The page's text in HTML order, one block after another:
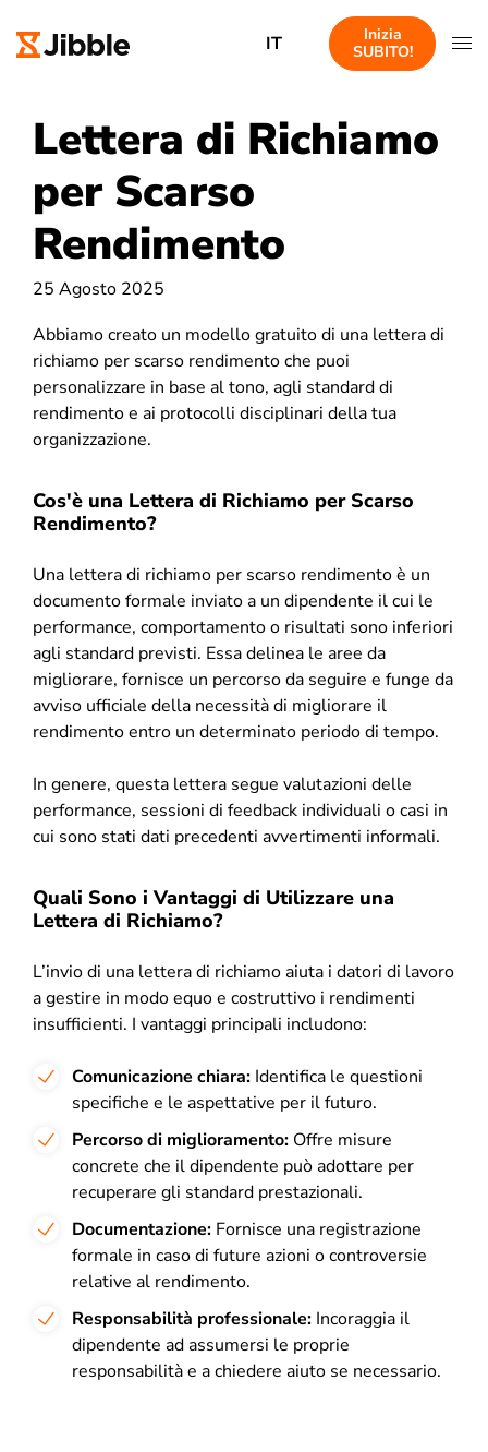
IT
Inizia
SUBITO!
Lettera di Richiamo
per Scarso
Rendimento
25 Agosto 2025
Abbiamo creato un modello gratuito di una lettera di
richiamo per scarso rendimento che puoi
personalizzare in base al tono, agli standard di
rendimento e ai protocolli disciplinari della tua
organizzazione.
Cos'è una Lettera di Richiamo per Scarso
Rendimento?
Una lettera di richiamo per scarso rendimento è un
documento formale inviato a un dipendente il cui le
performance, comportamento o risultati sono inferiori
agli standard previsti. Essa delinea le aree da
migliorare, fornisce un percorso da seguire e funge da
avviso ufficiale della necessità di migliorare il
rendimento entro un determinato periodo di tempo.
In genere, questa lettera segue valutazioni delle
performance, sessioni di feedback individuali o casi in
cui sono stati dati precedenti avvertimenti informali.
Quali Sono i Vantaggi di Utilizzare una
Lettera di Richiamo?
L’invio di una lettera di richiamo aiuta i datori di lavoro
a gestire in modo equo e costruttivo i rendimenti
insufficienti. I vantaggi principali includono:
Comunicazione chiara: Identifica le questioni
specifiche e le aspettative per il futuro.
Percorso di miglioramento: Offre misure
concrete che il dipendente può adottare per
recuperare gli standard prestazionali.
Documentazione: Fornisce una registrazione
formale in caso di future azioni o controversie
relative al rendimento.
Responsabilità professionale: Incoraggia il
dipendente ad assumersi le proprie
responsabilità e a chiedere aiuto se necessario.